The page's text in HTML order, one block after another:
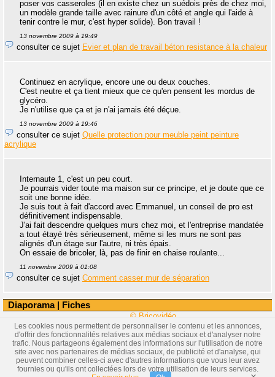
Diaporama| Fiches
poser vos casseroles (il en existe chez un suédois près de chez moi,
un modèle grande taille avec rainure d'un côté et angle qui l'aide à
tenir contre le mur, c'est hyper solide). Bon travail !
13 novembre 2009 à 19:49
consulter ce sujet Evier et plan de travail béton resistance à la chaleur
Continuez en acrylique, encore une ou deux couches.
C'est neutre et ça tient mieux que ce qu'en pensent les mordus de
glycéro.
Je n'utilise que ça et je n'ai jamais été déçue.
13 novembre 2009 à 19:46
consulter ce sujet Quelle protection pour meuble peint peinture
acrylique
Internaute 1, c'est un peu court.
Je pourrais vider toute ma maison sur ce principe, et je doute que ce
soit une bonne idée.
Je suis tout à fait d'accord avec Emmanuel, un conseil de pro est
définitivement indispensable.
J'ai fait descendre quelques murs chez moi, et l'entreprise mandatée
a tout étayé très sérieusement, même si les murs ne sont pas
alignés d'un étage sur l'autre, ni très épais.
On essaie de bricoler, là, pas de finir en chaise roulante...
11 novembre 2009 à 01:08
consulter ce sujet Comment casser mur de séparation
© Bricovidéo
Les cookies nous permettent de personnaliser le contenu et les annonces,
d'offrir des fonctionnalités relatives aux médias sociaux et d'analyser notre
trafic. Nous partageons également des informations sur l'utilisation de notre
site avec nos partenaires de médias sociaux, de publicité et d'analyse, qui
peuvent combiner celles-ci avec d'autres informations que vous leur avez
fournies ou qu'ils ont collectées lors de votre utilisation de leurs services.